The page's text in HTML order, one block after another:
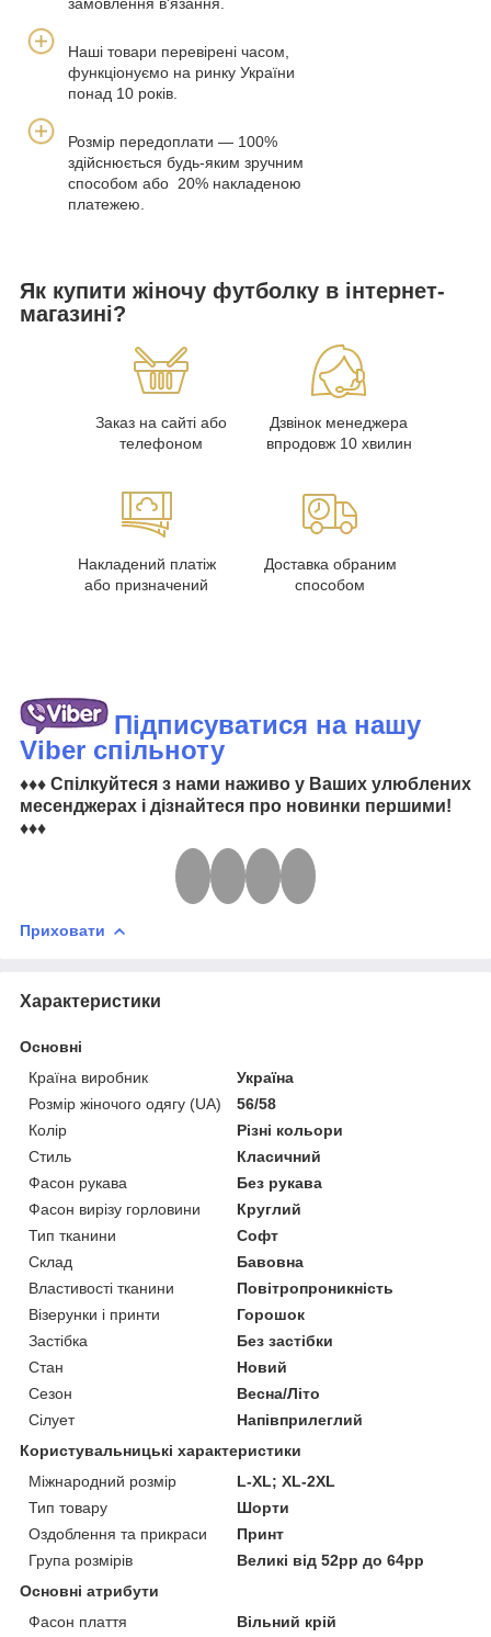
Наші товари перевірені часом,
функціонуємо на ринку України
понад 10 років.
Розмір передоплати — 100%
здійснюється будь-яким зручним
способом або 20% накладеною
платежею.
Як купити жіночу футболку в інтернет-
магазині?
Заказ на сайті або
телефоном
Дзвінок менеджера
впродовж 10 хвилин
Накладений платіж
або призначений
Доставка обраним
способом
Підписуватися на нашу
Viber спільноту
♦♦♦ Спілкуйтеся з нами наживо у Ваших улюблених
месенджерах і дізнайтеся про новинки першими!
♦♦♦
Приховати
Характеристики
Основні
Країна виробник
Україна
Розмір жіночого одягу (UA)
56/58
Колір
Різні кольори
Стиль
Класичний
Фасон рукава
Без рукава
Фасон вирізу горловини
Круглий
Тип тканини
Софт
Склад
Бавовна
Властивості тканини
Повітропроникність
Візерунки і принти
Горошок
Застібка
Без застібки
Стан
Новий
Сезон
Весна/Літо
Сілует
Напівприлеглий
Користувальницькі характеристики
Міжнародний розмір
L-XL; XL-2XL
Тип товару
Шорти
Оздоблення та прикраси
Принт
Група розмірів
Великі від 52рр до 64рр
Основні атрибути
Фасон плаття
Вільний крій